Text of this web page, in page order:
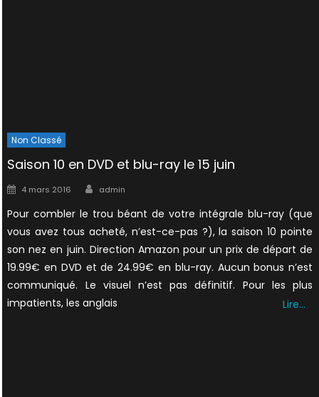
Non Classé
Saison 10 en DVD et blu-ray le 15 juin
Posted
4 mars 2016 Author
admin
Pour combler le trou béant de votre intégrale blu-ray (que
vous avez tous acheté, n’est-ce-pas ?), la saison 10 pointe
son nez en juin. Direction Amazon pour un prix de départ de
19.99€ en DVD et de 24.99€ en blu-ray. Aucun bonus n’est
communiqué. Le visuel n’est pas définitif. Pour les plus
impatients, les anglais
Lire…